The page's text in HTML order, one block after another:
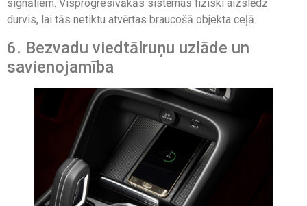
signāliem. Visprogresīvākās sistēmas fiziski aizslēdz
durvis, lai tās netiktu atvērtas braucošā objekta ceļā.
6. Bezvadu viedtālruņu uzlāde un
savienojamība